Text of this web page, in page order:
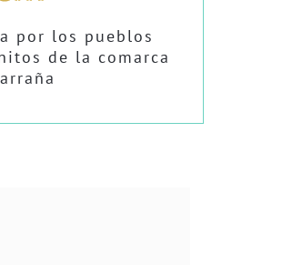
por los pueblos
de la comarca